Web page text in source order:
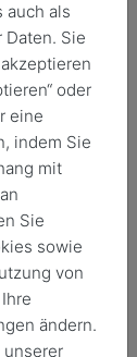
auch als
Daten. Sie
oder
eine
indem Sie
mit
Sie
sowie
von
ändern.